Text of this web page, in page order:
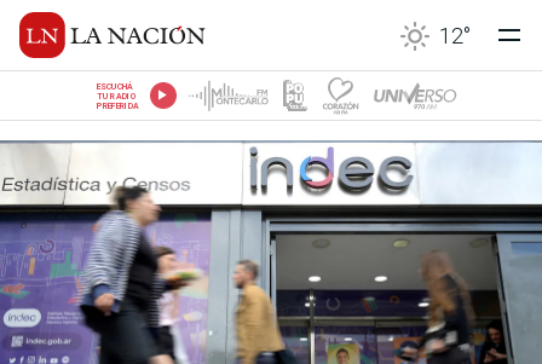
12°
ESCUCHÁ
TU RADIO
PREFERIDA